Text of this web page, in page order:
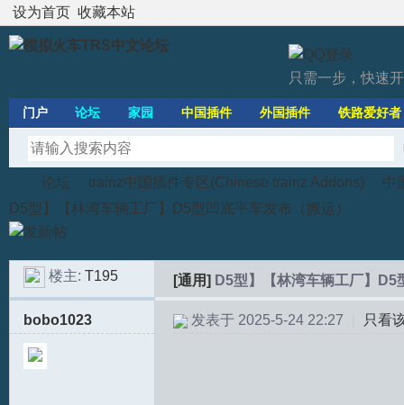
设为首页 收藏本站
只需一步，快速
门户 论坛 家园 中国插件 外国插件 铁路爱好者
模»
论坛
›
trainz中国插件专区(Chinese trainz Addons)
›
中
D5型】【林湾车辆工厂】D5型凹底平车发布（搬运）
楼主: T195 [通用] D5型】【林湾车辆工厂】D5
bobo1023 发表于 2025-5-24 22:27 只看